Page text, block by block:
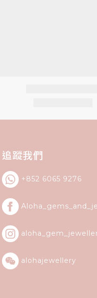
追蹤我們
+852 6065 9276
Aloha_gems_and_
alohajewellery